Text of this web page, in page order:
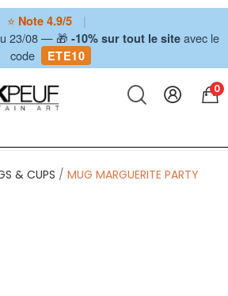
⭐ Note 4.9/5
|
23/08 — 🎁 -10% sur tout le siteavec le
code
ETE10
0
& CUPS MUG MARGUERITE PARTY